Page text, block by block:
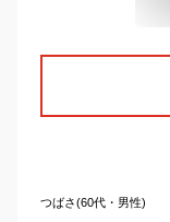
つばさ(60代・男性)